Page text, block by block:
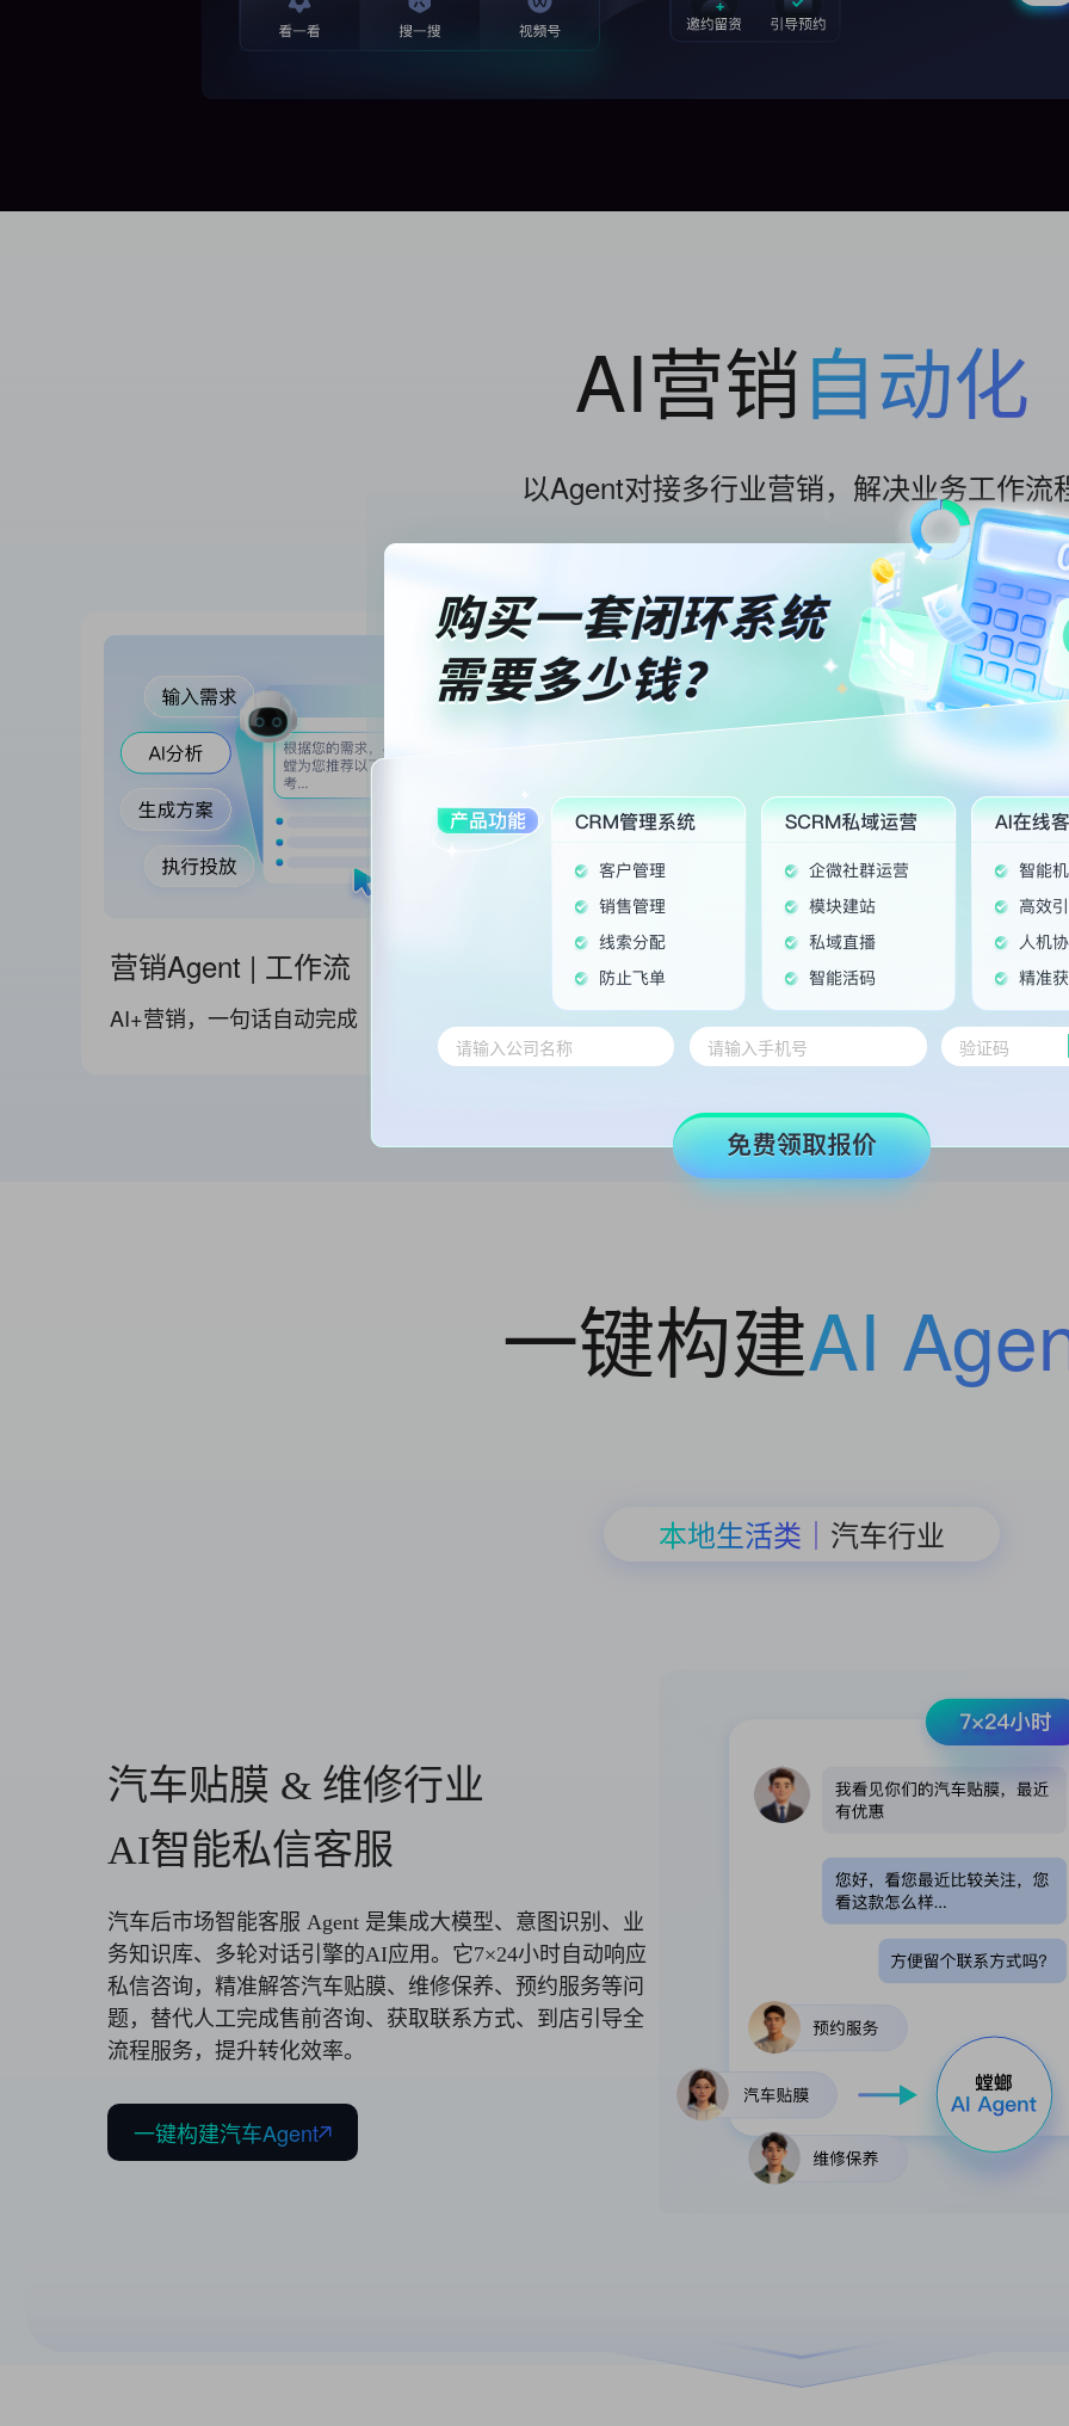
AI营销自动化
以Agent对接多行业营销，解决业务工作流
营销Agent | 工作流
AI+营销，一句话自动完成
获客Agent | 多平台
AI+获客，一对多高效工作
销售Agent | 全环
AI+销售运营，轻松提升
一键构建AI
本地生活类｜ 汽车行业
汽车贴膜 & 维修行业
AI智能私信客服
汽车后市场智能客服 Agent 是集成大模型、意图识别、业
务知识库、多轮对话引擎的AI应用。它7×24小时自动响应
私信咨询，精准解答汽车贴膜、维修保养、预约服务等问
题，替代人工完成售前咨询、获取联系方式、到店引导全
流程服务，提升转化效率。
一键构建汽车Agent